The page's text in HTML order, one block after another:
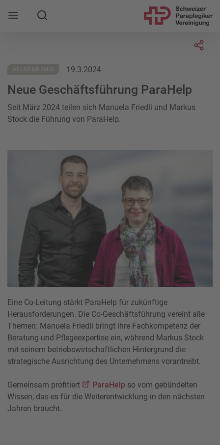
Mobile Navigation öffnen
Suche
ALLGEMEINES 19.3.2024
Neue Geschäftsführung ParaHelp
Seit März 2024 teilen sich Manuela Friedli und Markus
Stock die Führung von ParaHelp.
Eine Co-Leitung stärkt ParaHelp für zukünftige
Herausforderungen. Die Co-Geschäftsführung vereint alle
Themen: Manuela Friedli bringt ihre Fachkompetenz der
Beratung und Pflegeexpertise ein, während Markus Stock
mit seinem betriebswirtschaftlichen Hintergrund die
strategische Ausrichtung des Unternehmens vorantreibt.
Gemeinsam profitiert ParaHelp so vom gebündelten
Wissen, das es für die Weiterentwicklung in den nächsten
Jahren braucht.